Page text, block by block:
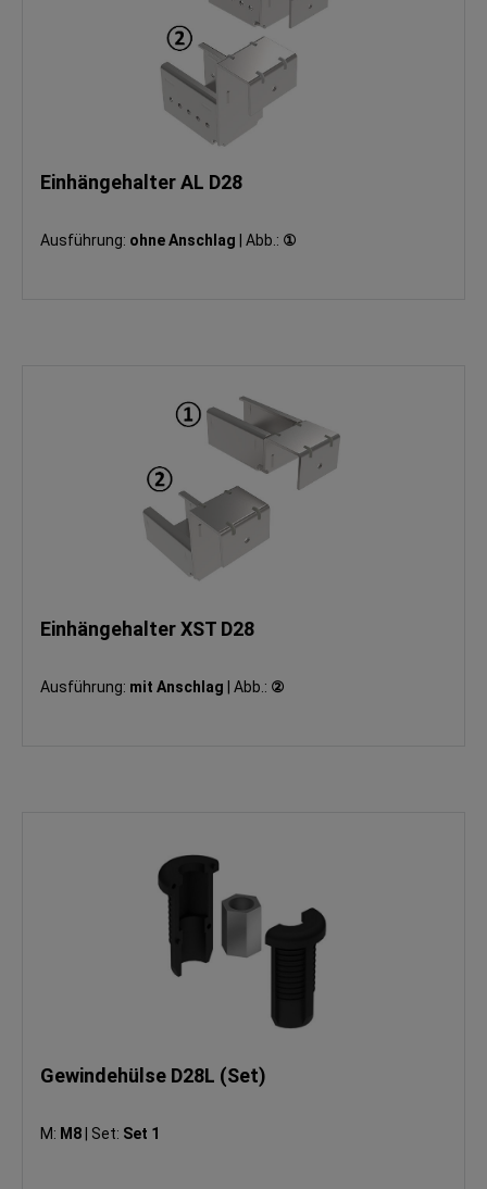
Einhängehalter AL D28
Ausführung: ohne Anschlag Abb.: ①
Einhängehalter XST D28
Ausführung: mit Anschlag Abb.: ②
Gewindehülse D28L (Set)
M: M8 Set: Set 1